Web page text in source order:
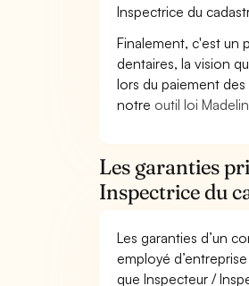
Inspectrice du
Finalement, c'est un
dentaires, la vision
lors du paiement
notre outil loi
Les garanties
Inspectrice du
Les garanties d’un
employé
que Inspecteur /